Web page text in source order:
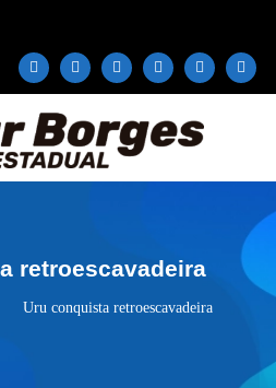
retroescavadeira
Uru conquista retroescavadeira